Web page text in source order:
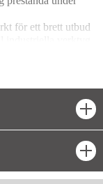
för ett brett utbud
som